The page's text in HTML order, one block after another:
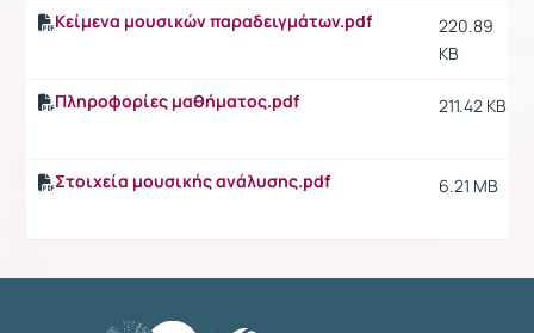
Κείμενα μουσικών παραδειγμάτων.pdf
220.89
KB
Πληροφορίες μαθήματος.pdf 211.42 KB
Στοιχεία μουσικής ανάλυσης.pdf 6.21 MB